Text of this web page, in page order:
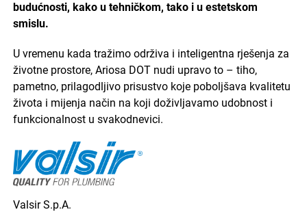
budućnosti, kako u tehničkom, tako i u estetskom
smislu.
U vremenu kada tražimo održiva i inteligentna rješenja za
životne prostore, Ariosa DOT nudi upravo to – tiho,
pametno, prilagodljivo prisustvo koje poboljšava kvalitetu
života i mijenja način na koji doživljavamo udobnost i
funkcionalnost u svakodnevici.
Valsir S.p.A.